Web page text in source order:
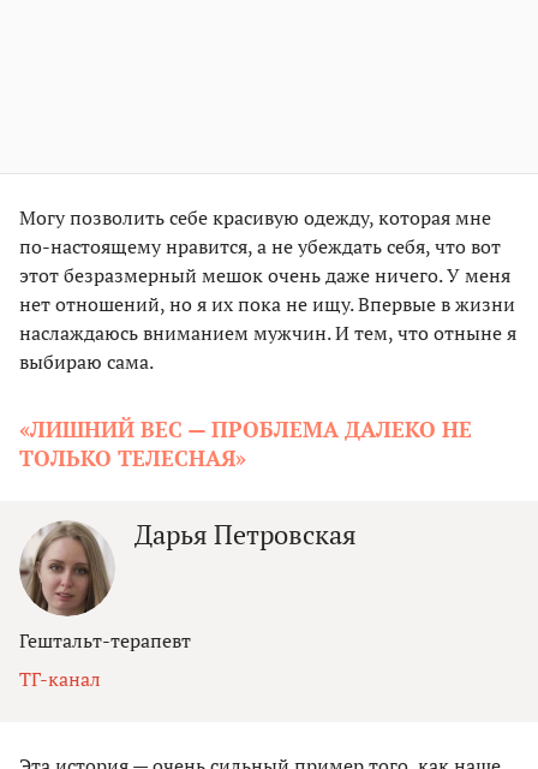
Могу позволить себе красивую одежду, которая мне
по-настоящему нравится, а не убеждать себя, что вот
этот безразмерный мешок очень даже ничего. У меня
нет отношений, но я их пока не ищу. Впервые в жизни
наслаждаюсь вниманием мужчин. И тем, что отныне я
выбираю сама.
«ЛИШНИЙ ВЕС — ПРОБЛЕМА ДАЛЕКО НЕ
ТОЛЬКО ТЕЛЕСНАЯ»
Дарья Петровская
Гештальт-терапевт
ТГ-канал